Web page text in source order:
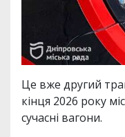
Це вже другий
кінця 2026 року
сучасні вагони.